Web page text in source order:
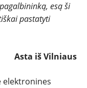
esą ši
pastatyti
Asta iš Vilniaus